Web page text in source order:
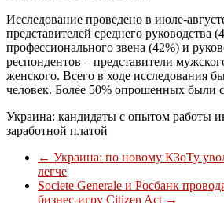
Исследование проведено в июле-
представителей среднего руководства
профессионального звена (42%) и
респондентов – представители
женского. Всего в ходе исследования
человек. Более 50% опрошенных были
Украина: кандидаты с опытом работы
заработной платой
← Украина: по новому КЗоТу
легче
Societe Generale и Росбанк
бизнес-игру Citizen Act →